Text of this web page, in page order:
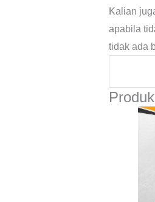
Kalian
apabila
tidak ada